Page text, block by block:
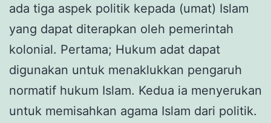
ada tiga aspek politik kepada (umat) Islam
yang dapat diterapkan oleh pemerintah
kolonial. Pertama; Hukum adat dapat
digunakan untuk menaklukkan pengaruh
normatif hukum Islam. Kedua ia menyerukan
untuk memisahkan agama Islam dari politik.